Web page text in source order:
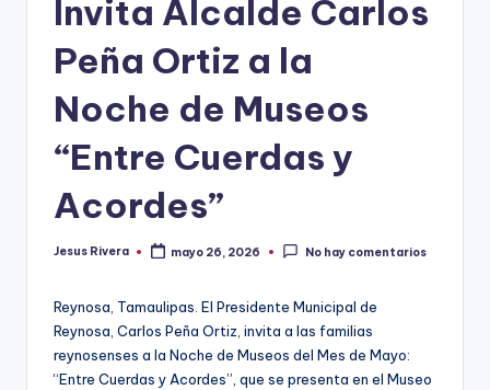
Invita Alcalde Carlos
Peña Ortiz a la
Noche de Museos
“Entre Cuerdas y
Acordes”
Publicado
Jesus Rivera mayo 26, 2026 No hay comentarios
Reynosa, Tamaulipas. El Presidente Municipal de
Reynosa, Carlos Peña Ortiz, invita a las familias
reynosenses a la Noche de Museos del Mes de Mayo:
“Entre Cuerdas y Acordes”, que se presenta en el Museo